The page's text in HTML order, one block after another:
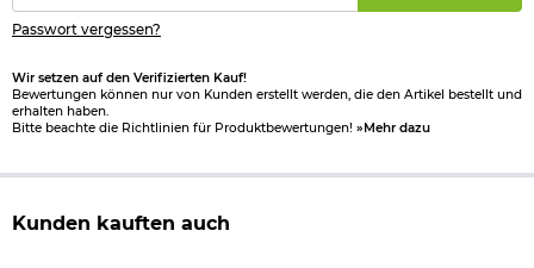
Passwort vergessen?
Wir setzen auf den Verifizierten Kauf!
Bewertungen können nur von Kunden erstellt werden, die den Artikel bestellt und
erhalten haben.
Bitte beachte die Richtlinien für Produktbewertungen! »Mehr dazu
Kunden kauften auch